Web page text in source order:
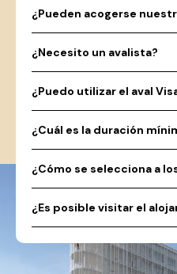
¿Pueden acogerse
¿Necesito un avalista?
¿Puedo utilizar el aval
¿Cuál es la duración
¿Cómo se selecciona a
¿Es posible visitar el